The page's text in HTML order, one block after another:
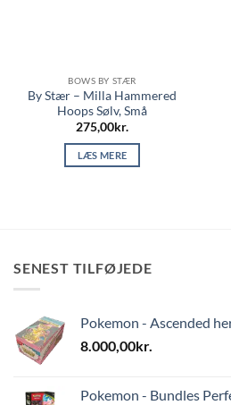
BOWS BY STÆR
By Stær – Milla Hammered
Hoops Sølv, Små
275,00kr.
LÆS MERE
SENEST TILFØJEDE
Pokemon - Ascended
8.000,00kr.
Pokemon - Bundles